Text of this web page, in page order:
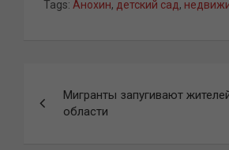
Tags: Анохин, детский сад,
по
Мигранты запугивают
области